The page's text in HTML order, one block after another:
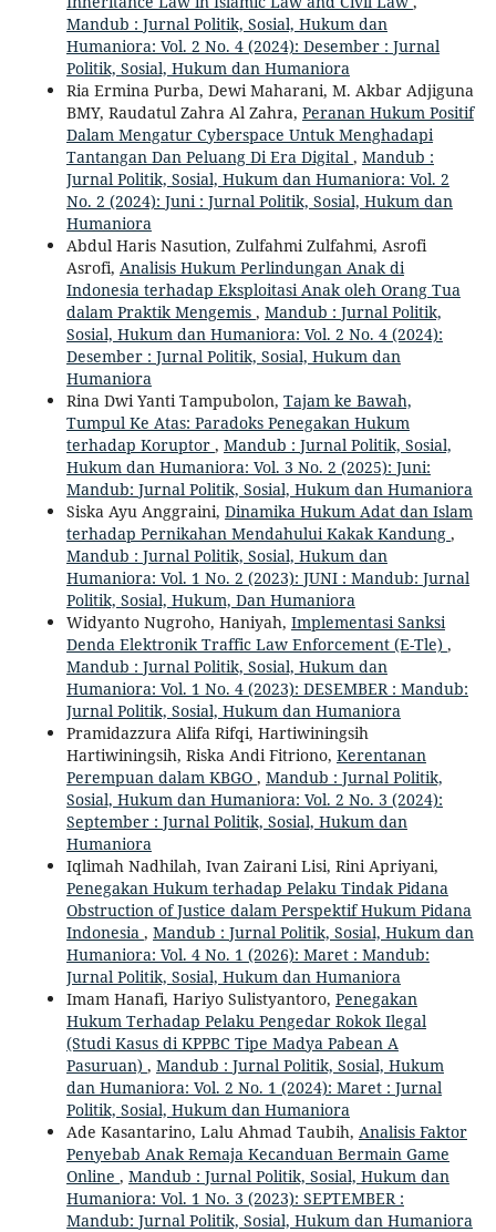
Mandub : Jurnal Politik, Sosial, Hukum dan
Humaniora: Vol. 2 No. 4 (2024): Desember : Jurnal
Politik, Sosial, Hukum dan Humaniora
Ria Ermina Purba, Dewi Maharani, M. Akbar Adjiguna
BMY, Raudatul Zahra Al Zahra, Peranan Hukum Positif
Dalam Mengatur Cyberspace Untuk Menghadapi
Tantangan Dan Peluang Di Era Digital , Mandub :
Jurnal Politik, Sosial, Hukum dan Humaniora: Vol. 2
No. 2 (2024): Juni : Jurnal Politik, Sosial, Hukum dan
Humaniora
Abdul Haris Nasution, Zulfahmi Zulfahmi, Asrofi
Asrofi, Analisis Hukum Perlindungan Anak di
Indonesia terhadap Eksploitasi Anak oleh Orang Tua
dalam Praktik Mengemis , Mandub : Jurnal Politik,
Sosial, Hukum dan Humaniora: Vol. 2 No. 4 (2024):
Desember : Jurnal Politik, Sosial, Hukum dan
Humaniora
Rina Dwi Yanti Tampubolon, Tajam ke Bawah,
Tumpul Ke Atas: Paradoks Penegakan Hukum
terhadap Koruptor , Mandub : Jurnal Politik, Sosial,
Hukum dan Humaniora: Vol. 3 No. 2 (2025): Juni:
Mandub: Jurnal Politik, Sosial, Hukum dan Humaniora
Siska Ayu Anggraini, Dinamika Hukum Adat dan Islam
terhadap Pernikahan Mendahului Kakak Kandung ,
Mandub : Jurnal Politik, Sosial, Hukum dan
Humaniora: Vol. 1 No. 2 (2023): JUNI : Mandub: Jurnal
Politik, Sosial, Hukum, Dan Humaniora
Widyanto Nugroho, Haniyah, Implementasi Sanksi
Denda Elektronik Traffic Law Enforcement (E-Tle) ,
Mandub : Jurnal Politik, Sosial, Hukum dan
Humaniora: Vol. 1 No. 4 (2023): DESEMBER : Mandub:
Jurnal Politik, Sosial, Hukum dan Humaniora
Pramidazzura Alifa Rifqi, Hartiwiningsih
Hartiwiningsih, Riska Andi Fitriono, Kerentanan
Perempuan dalam KBGO , Mandub : Jurnal Politik,
Sosial, Hukum dan Humaniora: Vol. 2 No. 3 (2024):
September : Jurnal Politik, Sosial, Hukum dan
Humaniora
Iqlimah Nadhilah, Ivan Zairani Lisi, Rini Apriyani,
Penegakan Hukum terhadap Pelaku Tindak Pidana
Obstruction of Justice dalam Perspektif Hukum Pidana
Indonesia , Mandub : Jurnal Politik, Sosial, Hukum dan
Humaniora: Vol. 4 No. 1 (2026): Maret : Mandub:
Jurnal Politik, Sosial, Hukum dan Humaniora
Imam Hanafi, Hariyo Sulistyantoro, Penegakan
Hukum Terhadap Pelaku Pengedar Rokok Ilegal
(Studi Kasus di KPPBC Tipe Madya Pabean A
Pasuruan) , Mandub : Jurnal Politik, Sosial, Hukum
dan Humaniora: Vol. 2 No. 1 (2024): Maret : Jurnal
Politik, Sosial, Hukum dan Humaniora
Ade Kasantarino, Lalu Ahmad Taubih, Analisis Faktor
Penyebab Anak Remaja Kecanduan Bermain Game
Online , Mandub : Jurnal Politik, Sosial, Hukum dan
Humaniora: Vol. 1 No. 3 (2023): SEPTEMBER :
Mandub: Jurnal Politik, Sosial, Hukum dan Humaniora